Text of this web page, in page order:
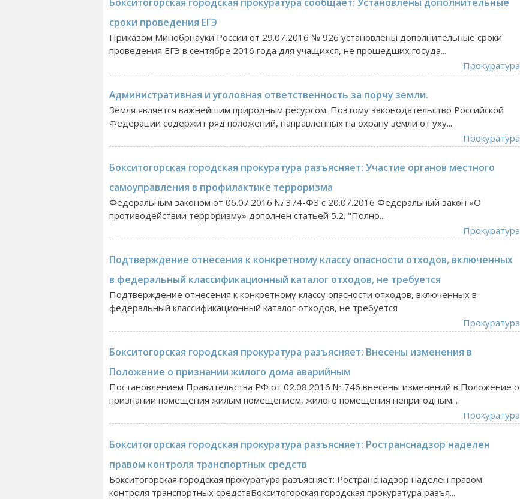
сроки проведения ЕГЭ
Приказом Минобрнауки России от 29.07.2016 № 926 установлены дополнительные сроки
проведения ЕГЭ в сентябре 2016 года для учащихся, не прошедших госуда...
Прокуратура
Административная и уголовная ответственность за порчу земли.
Земля является важнейшим природным ресурсом. Поэтому законодательство Российской
Федерации содержит ряд положений, направленных на охрану земли от уху...
Прокуратура
Бокситогорская городская прокуратура разъясняет: Участие органов местного
самоуправления в профилактике терроризма
Федеральным законом от 06.07.2016 № 374-ФЗ с 20.07.2016 Федеральный закон «О
противодействии терроризму» дополнен статьей 5.2. "Полно...
Прокуратура
Подтверждение отнесения к конкретному классу опасности отходов, включенных
в федеральный классификационный каталог отходов, не требуется
Подтверждение отнесения к конкретному классу опасности отходов, включенных в
федеральный классификационный каталог отходов, не требуется
Прокуратура
Бокситогорская городская прокуратура разъясняет: Внесены изменения в
Положение о признании жилого дома аварийным
Постановлением Правительства РФ от 02.08.2016 № 746 внесены изменений в Положение о
признании помещения жилым помещением, жилого помещения непригодным...
Прокуратура
Бокситогорская городская прокуратура разъясняет: Ространснадзор наделен
правом контроля транспортных средств
Бокситогорская городская прокуратура разъясняет: Ространснадзор наделен правом
контроля транспортных средствБокситогорская городская прокуратура разъя...